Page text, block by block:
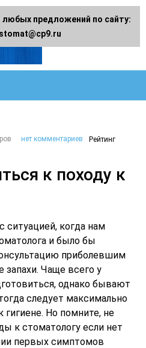
нет комментариев Рейтинг
к походу к
ситуацией, когда нам
и было бы
приболевшим
запахи. Чаще всего у
однако бывают
следует максимально
гигиене. Но помните, не
к стоматологу если нет
первых симптомов
любых предложений по сайту: